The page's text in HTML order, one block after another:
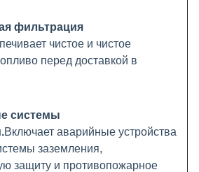
фильтрация
чистое и чистое
перед доставкой в
системы
Включает аварийные устройства
заземления,
защиту и противопожарное